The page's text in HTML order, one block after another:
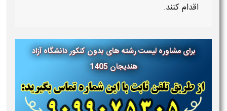
اقدام کنند.
برای مشاوره لیست رشته های بدون کنکور دانشگاه آزاد
هندیجان 1405